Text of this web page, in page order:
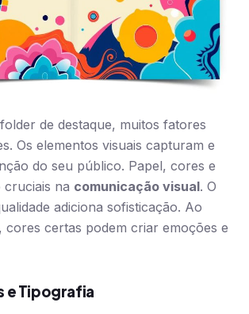
de destaque, muitos fatores
Os elementos visuais capturam e
do seu público. Papel, cores e
cruciais na comunicação visual. O
adiciona sofisticação. Ao
cores certas podem criar emoções e
e Tipografia